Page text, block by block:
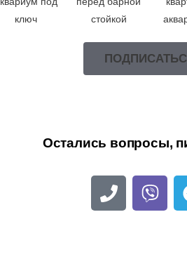
Остались вопросы,